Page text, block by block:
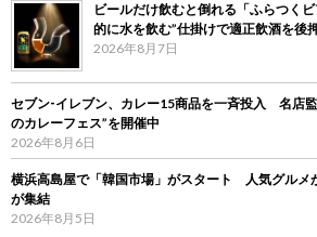
ビールだけ飲むと倒れる「ふらつく
的に水を飲む”仕掛けで適正飲酒を後
2026年8月7日
セブン‐イレブン、カレー15商品を一斉投入 名店
のカレーフェス”を開催中
2026年8月6日
横浜高島屋で「韓国市場」がスタート 人気グルメ
が集結
2026年8月5日